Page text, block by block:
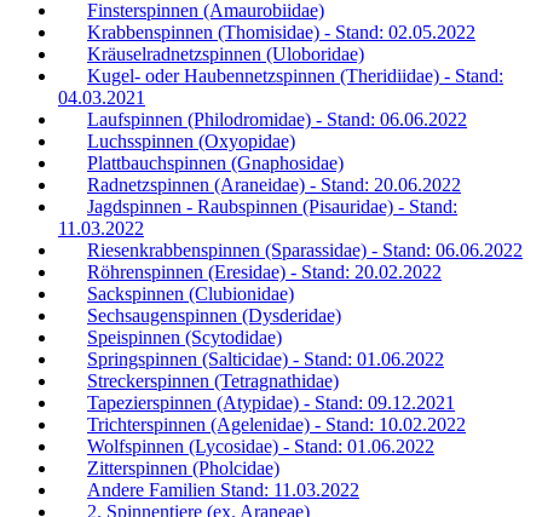
Finsterspinnen (Amaurobiidae)
Krabbenspinnen (Thomisidae) - Stand: 02.05.2022
Kräuselradnetzspinnen (Uloboridae)
Kugel- oder Haubennetzspinnen (Theridiidae) - Stand:
04.03.2021
Laufspinnen (Philodromidae) - Stand: 06.06.2022
Luchsspinnen (Oxyopidae)
Plattbauchspinnen (Gnaphosidae)
Radnetzspinnen (Araneidae) - Stand: 20.06.2022
Jagdspinnen - Raubspinnen (Pisauridae) - Stand:
11.03.2022
Riesenkrabbenspinnen (Sparassidae) - Stand: 06.06.2022
Röhrenspinnen (Eresidae) - Stand: 20.02.2022
Sackspinnen (Clubionidae)
Sechsaugenspinnen (Dysderidae)
Speispinnen (Scytodidae)
Springspinnen (Salticidae) - Stand: 01.06.2022
Streckerspinnen (Tetragnathidae)
Tapezierspinnen (Atypidae) - Stand: 09.12.2021
Trichterspinnen (Agelenidae) - Stand: 10.02.2022
Wolfspinnen (Lycosidae) - Stand: 01.06.2022
Zitterspinnen (Pholcidae)
Andere Familien Stand: 11.03.2022
2. Spinnentiere (ex. Araneae)